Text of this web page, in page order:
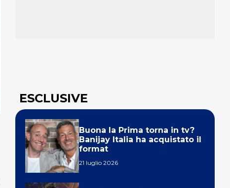
ESCLUSIVE
Buona la Prima torna in tv?
Banijay Italia ha acquistato il
format
21 luglio 2026